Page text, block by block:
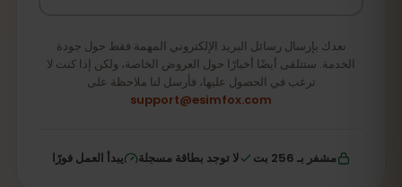
نعدك بإرسال رسائل البريد الإلكتروني المهمة فقط حول جودة
الخدمة. ستتلقى أيضًا أخبارًا حول العروض الخاصة، ولكن إذا كنت لا
ترغب في الحصول عليها، فأرسل لنا ملاحظة على
support@esimfox.com
مشفر بـ 256 بت لا توجد بطاقة مسجلة يبدأ العمل فورًا